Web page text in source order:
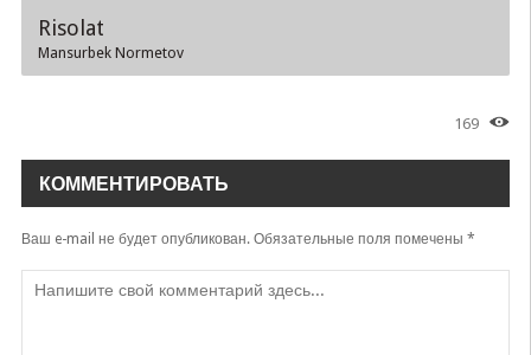
Risolat
Mansurbek Normetov
169
КОММЕНТИРОВАТЬ
Ваш e-mail не будет опубликован.Обязательные поля помечены *